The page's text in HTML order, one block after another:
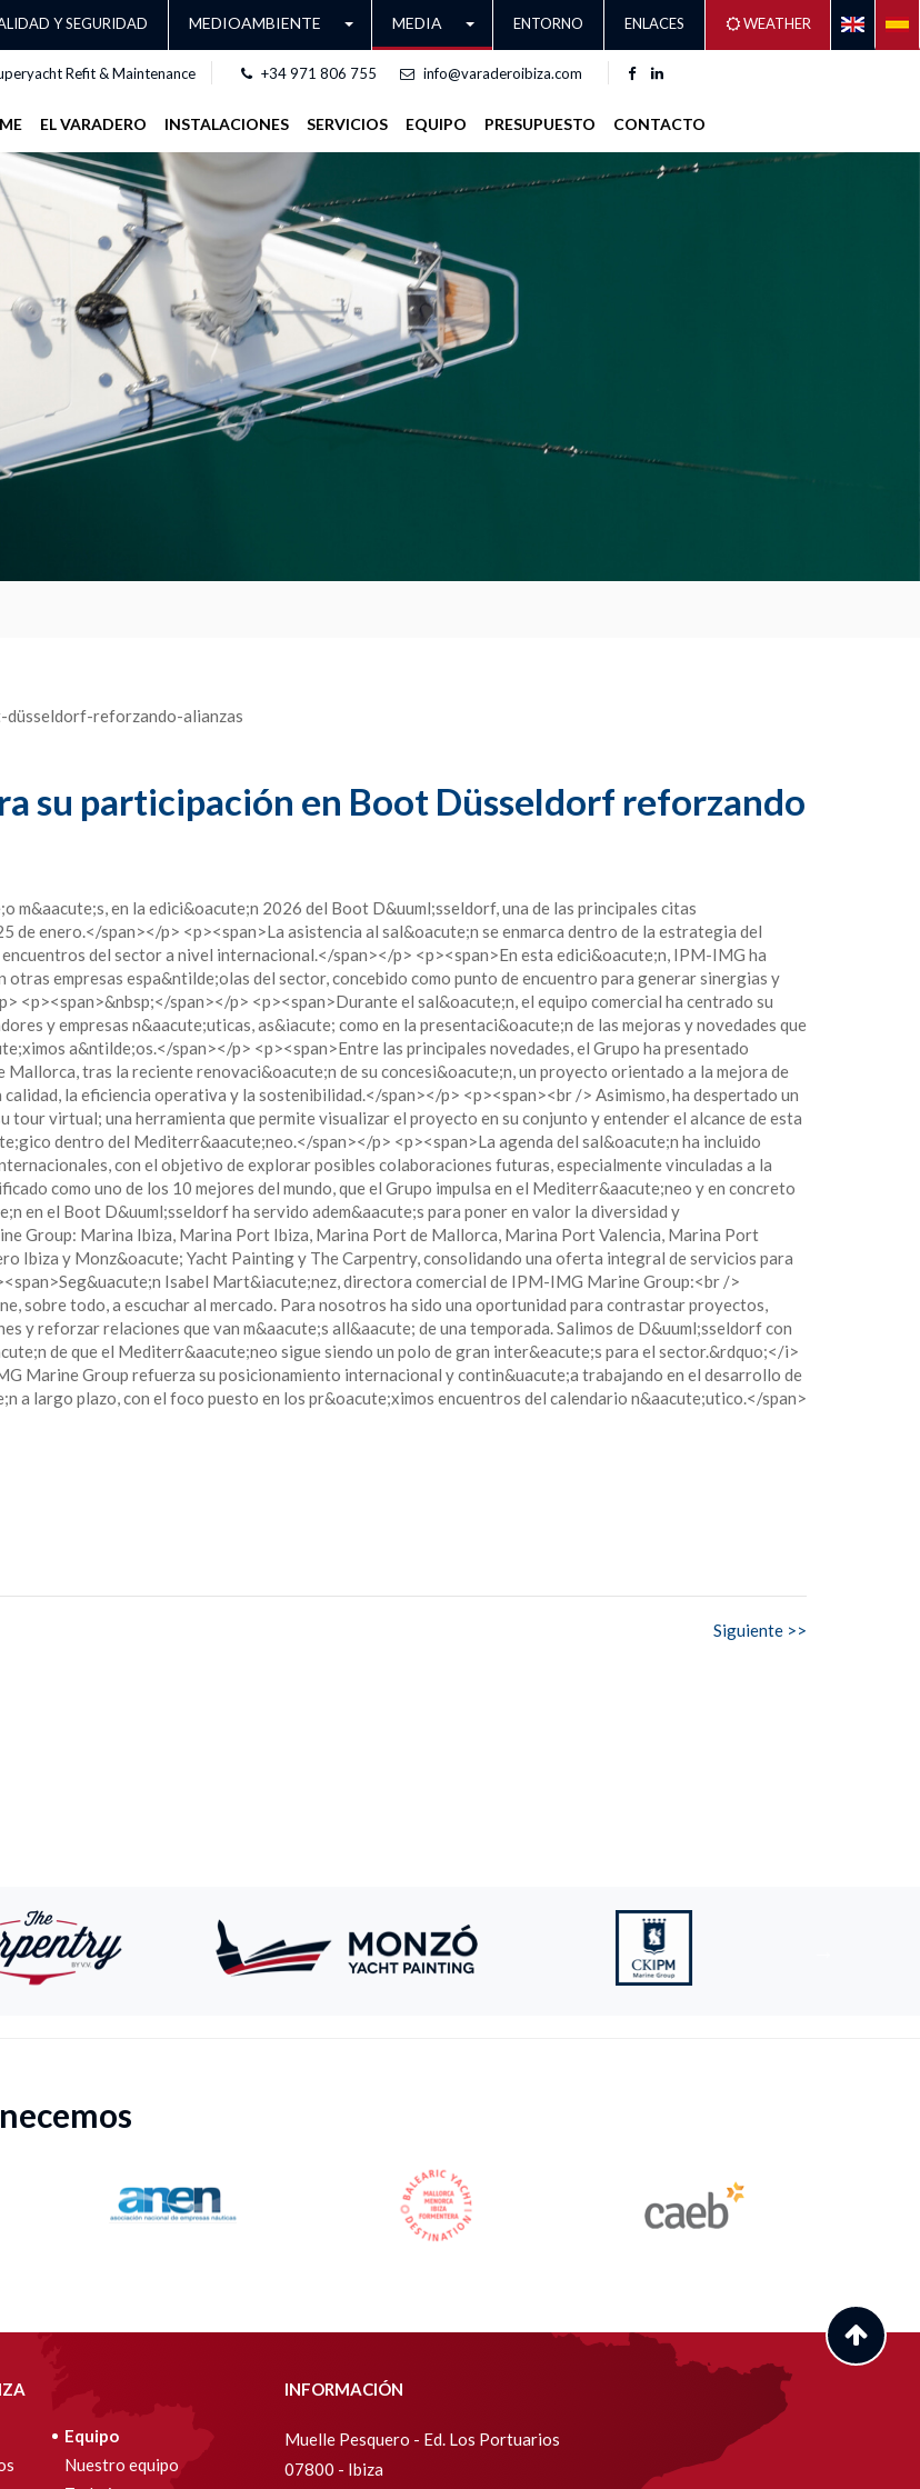
Y SEGURIDAD MEDIOAMBIENTE MEDIA ENTORNO ENLACES WEATHER
Refit & Maintenance +34 971 806 755 info@varaderoibiza.com
EL VARADERO INSTALACIONES SERVICIOS EQUIPO PRESUPUESTO CONTACTO
su participación en Boot Düsseldorf reforzando
en la edici&oacute;n 2026 del Boot D&uuml;sseldorf, una de las principales citas
de enero.</span></p> <p><span>La asistencia al sal&oacute;n se enmarca dentro de la estrategia del
del sector a nivel internacional.</span></p> <p><span>En esta edici&oacute;n, IPM-IMG ha
empresas espa&ntilde;olas del sector, concebido como punto de encuentro para generar sinergias y
<p><span>&nbsp;</span></p> <p><span>Durante el sal&oacute;n, el equipo comercial ha centrado su
y empresas n&aacute;uticas, as&iacute; como en la presentaci&oacute;n de las mejoras y novedades que
a&ntilde;os.</span></p> <p><span>Entre las principales novedades, el Grupo ha presentado
tras la reciente renovaci&oacute;n de su concesi&oacute;n, un proyecto orientado a la mejora de
la eficiencia operativa y la sostenibilidad.</span></p> <p><span><br /> Asimismo, ha despertado un
virtual; una herramienta que permite visualizar el proyecto en su conjunto y entender el alcance de esta
dentro del Mediterr&aacute;neo.</span></p> <p><span>La agenda del sal&oacute;n ha incluido
con el objetivo de explorar posibles colaboraciones futuras, especialmente vinculadas a la
como uno de los 10 mejores del mundo, que el Grupo impulsa en el Mediterr&aacute;neo y en concreto
en el Boot D&uuml;sseldorf ha servido adem&aacute;s para poner en valor la diversidad y
Group: Marina Ibiza, Marina Port Ibiza, Marina Port de Mallorca, Marina Port Valencia, Marina Port
Ibiza y Monz&oacute; Yacht Painting y The Carpentry, consolidando una oferta integral de servicios para
Isabel Mart&iacute;nez, directora comercial de IPM-IMG Marine Group:<br />
sobre todo, a escuchar al mercado. Para nosotros ha sido una oportunidad para contrastar proyectos,
y reforzar relaciones que van m&aacute;s all&aacute; de una temporada. Salimos de D&uuml;sseldorf con
de que el Mediterr&aacute;neo sigue siendo un polo de gran inter&eacute;s para el sector.&rdquo;</i>
Marine Group refuerza su posicionamiento internacional y contin&uacute;a trabajando en el desarrollo de
a largo plazo, con el foco puesto en los pr&oacute;ximos encuentros del calendario n&aacute;utico.</span>
Siguiente >>
Equipo
Nuestro equipo
INFORMACIÓN
Muelle Pesquero - Ed. Los Portuarios
07800 - Ibiza